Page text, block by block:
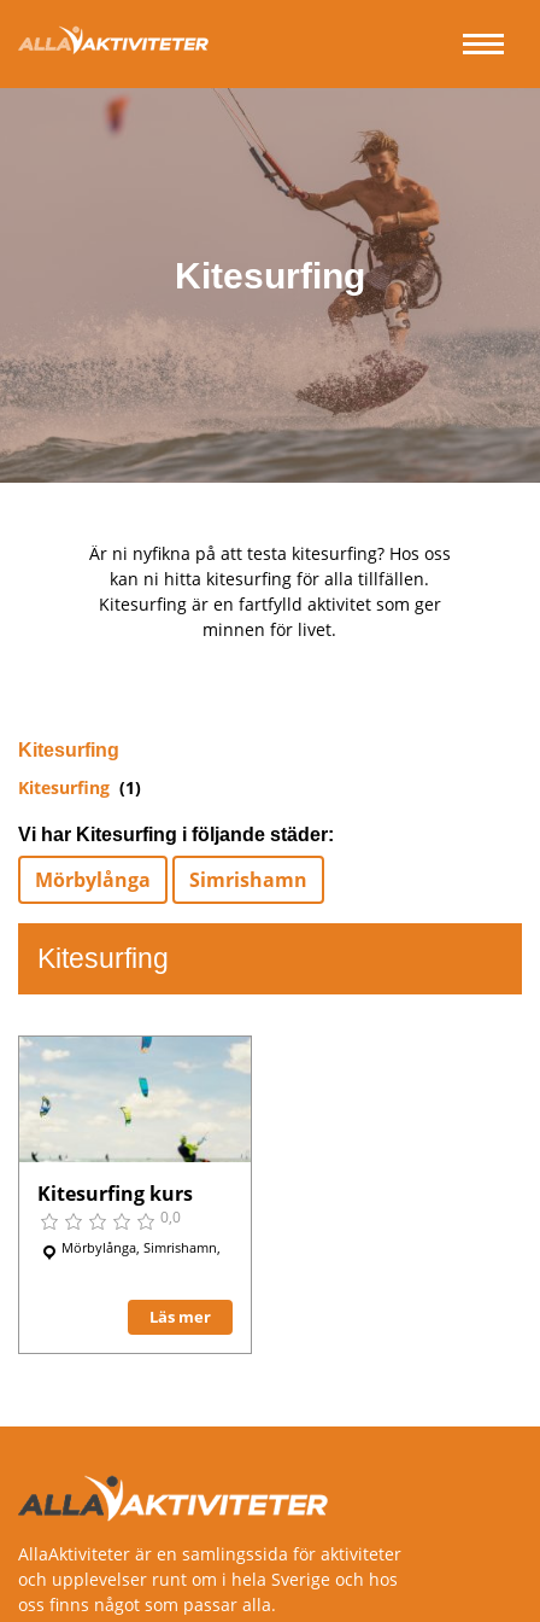
Kitesurfing
Är ni nyfikna på att testa kitesurfing? Hos oss
kan ni hitta kitesurfing för alla tillfällen.
Kitesurfing är en fartfylld aktivitet som ger
minnen för livet.
Kitesurfing
Kitesurfing (1)
Vi har Kitesurfing i följande städer:
Mörbylånga Simrishamn
Kitesurfing
Kitesurfing kurs
0,0
Mörbylånga, Simrishamn,
Läs mer
AllaAktiviteter är en samlingssida för aktiviteter
och upplevelser runt om i hela Sverige och hos
oss finns något som passar alla.